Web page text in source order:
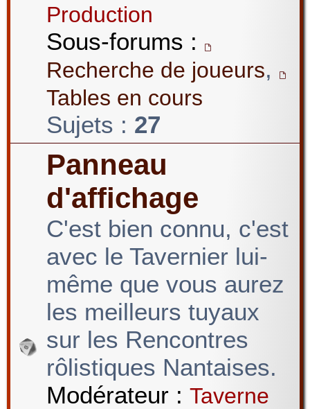
Production
Sous-forums :
Recherche de joueurs,
Tables en cours
Sujets : 27
Panneau
d'affichage
C'est bien connu, c'est
avec le Tavernier lui-
même que vous aurez
les meilleurs tuyaux
sur les Rencontres
rôlistiques Nantaises.
Modérateur : Taverne